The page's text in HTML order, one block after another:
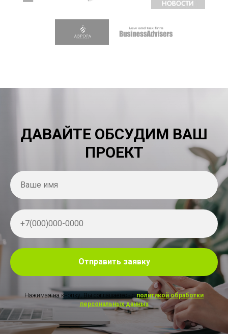
ДАВАЙТЕ ОБСУДИМ ВАШ
ПРОЕКТ
Отправить заявку
Нажимая на кнопку, Вы соглашаетесь с политикой обработки
персональных данных